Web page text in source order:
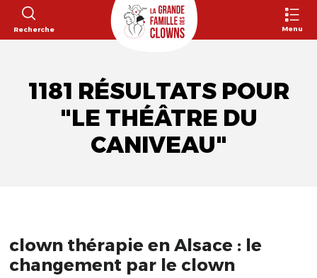
Recherche Menu
1181 RÉSULTATS POUR
"LE THÉÂTRE DU
CANIVEAU"
clown thérapie en Alsace : le
changement par le clown